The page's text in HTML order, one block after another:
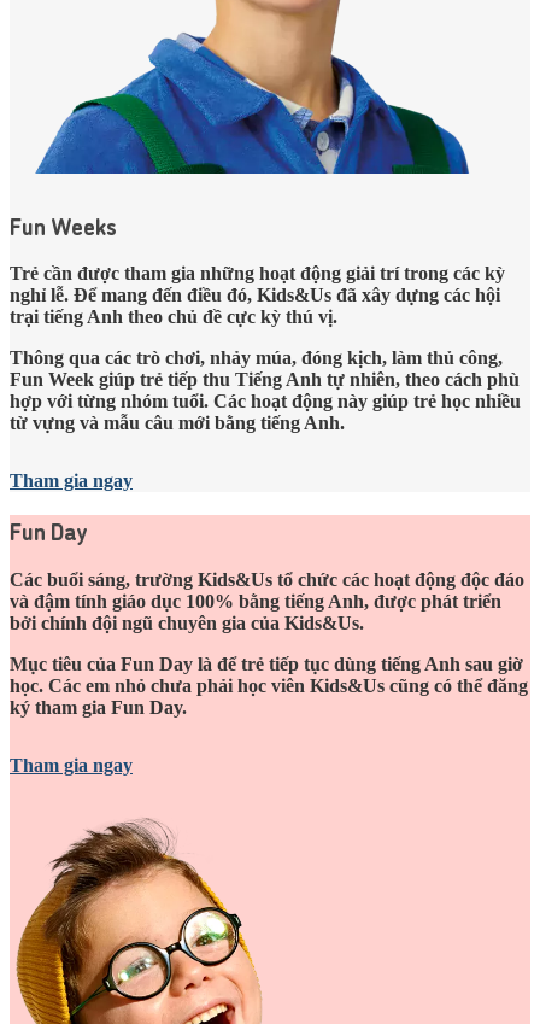
Fun Weeks
Trẻ cần được tham gia những hoạt động giải trí trong các kỳ
nghỉ lễ. Để mang đến điều đó, Kids&Us đã xây dựng các hội
trại tiếng Anh theo chủ đề cực kỳ thú vị.
Thông qua các trò chơi, nhảy múa, đóng kịch, làm thủ công,
Fun Week giúp trẻ tiếp thu Tiếng Anh tự nhiên, theo cách phù
hợp với từng nhóm tuổi. Các hoạt động này giúp trẻ học nhiều
từ vựng và mẫu câu mới bằng tiếng Anh.
Tham gia ngay
Fun Day
Các buổi sáng, trường Kids&Us tổ chức các hoạt động độc đáo
và đậm tính giáo dục 100% bằng tiếng Anh, được phát triển
bởi chính đội ngũ chuyên gia của Kids&Us.
Mục tiêu của Fun Day là để trẻ tiếp tục dùng tiếng Anh sau giờ
học. Các em nhỏ chưa phải học viên Kids&Us cũng có thể đăng
ký tham gia Fun Day.
Tham gia ngay